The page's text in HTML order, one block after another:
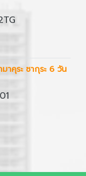
คุระ ซากุระ 6 วัน